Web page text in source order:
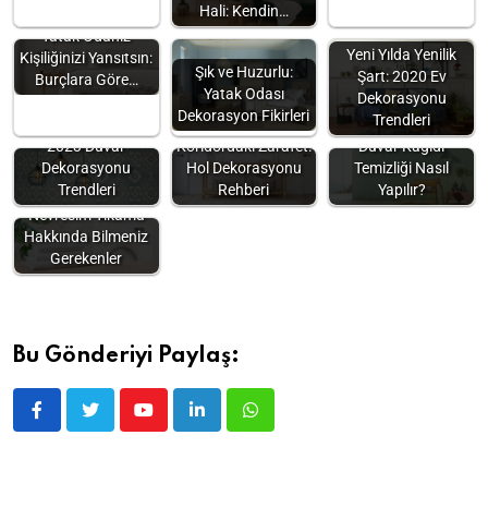
Hali: Kendin…
Yatak Odanız
Kişiliğinizi Yansıtsın:
Burçlara Göre…
Şık ve Huzurlu:
Yatak Odası
Dekorasyon Fikirleri
Yeni Yılda Yenilik
Şart: 2020 Ev
Dekorasyonu
Trendleri
2023 Duvar
Dekorasyonu
Trendleri
Koridordaki Zarafet:
Hol Dekorasyonu
Rehberi
Duvar Kağıdı
Temizliği Nasıl
Yapılır?
Nevresim Yıkama
Hakkında Bilmeniz
Gerekenler
Bu Gönderiyi Paylaş: